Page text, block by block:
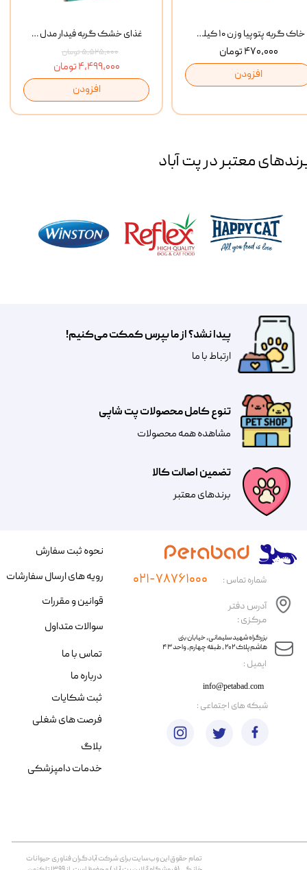
غذای خشک گربه فیدار مدل Adult وزن 10 کیلوگرم
۵,۵۲۵,۰۰۰ تومان
۴,۴۹۹,۰۰۰ تومان
افزودن
خاک گربه پتوپیا وزن ۱۰ کیلوگرم
۴۷۰,۰۰۰ تومان
افزودن
معتبر در پت آباد
تضمین اصالت کالا
​​برندهای معتبر​​​​​​​
تنوع کامل محصولات پت شاپی
مشاهده همه محصولات
پیدا نشد؟ از ما بپرس کمکت می‌کنیم!
​​​ارتباط با ما
​ایمیل :
آدرس دفتر
مرکزی :
info@petabad.com
​​بزرگراه شهید سلیمانی، خیابان بنی
هاشم پلاک ۲۰۲ ، طبقه چهارم، واحد ۴۳
شماره تماس : ۰۲۱-۷۸۷۶۱۰۰۰
تمام حقوق اين وب‌سايت برای شرکت آبادگران فناوری حیوانات
نحوه ثبت سفارش
رویه های ارسال سفارشات
قوانین و مقررات
سوالات متداول
تماس با ما
درباره ما
ثبت شکایات
فرصت های شغلی
​شبکه های اجتماعی :
بلاگ
خدمات دامپزشکی